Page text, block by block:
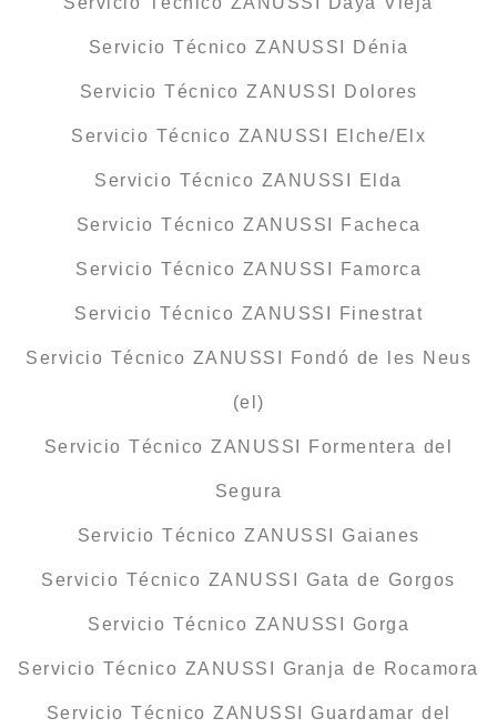
Servicio Técnico ZANUSSI Dénia
Servicio Técnico ZANUSSI Dolores
Servicio Técnico ZANUSSI Elche/Elx
Servicio Técnico ZANUSSI Elda
Servicio Técnico ZANUSSI Facheca
Servicio Técnico ZANUSSI Famorca
Servicio Técnico ZANUSSI Finestrat
Servicio Técnico ZANUSSI Fondó de les Neus
(el)
Servicio Técnico ZANUSSI Formentera del
Segura
Servicio Técnico ZANUSSI Gaianes
Servicio Técnico ZANUSSI Gata de Gorgos
Servicio Técnico ZANUSSI Gorga
Servicio Técnico ZANUSSI Granja de Rocamora
Servicio Técnico ZANUSSI Guardamar del